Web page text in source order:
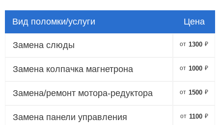
Вид поломки/услуги Цена
Замена слюды от 1300 ₽
Замена колпачка магнетрона от 1000 ₽
Замена/ремонт мотора-редуктора от 1500 ₽
Замена панели управления от 1100 ₽